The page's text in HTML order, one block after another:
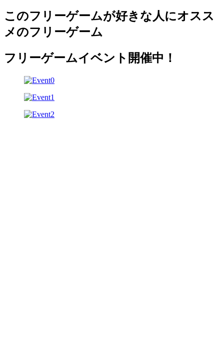
このフリーゲームが好きな人にオスス
メのフリーゲーム
フリーゲームイベント開催中！